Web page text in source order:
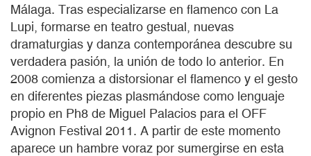
Málaga. Tras especializarse en flamenco con La
Lupi, formarse en teatro gestual, nuevas
dramaturgias y danza contemporánea descubre su
verdadera pasión, la unión de todo lo anterior. En
2008 comienza a distorsionar el flamenco y el gesto
en diferentes piezas plasmándose como lenguaje
propio en Ph8 de Miguel Palacios para el OFF
Avignon Festival 2011. A partir de este momento
aparece un hambre voraz por sumergirse en esta